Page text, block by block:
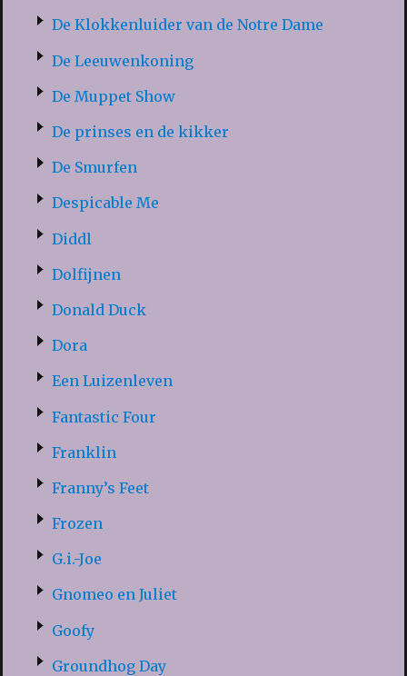
De Klokkenluider van de Notre Dame
De Leeuwenkoning
De Muppet Show
De prinses en de kikker
De Smurfen
Despicable Me
Diddl
Dolfijnen
Donald Duck
Dora
Een Luizenleven
Fantastic Four
Franklin
Franny’s Feet
Frozen
G.i.-Joe
Gnomeo en Juliet
Goofy
Groundhog Day